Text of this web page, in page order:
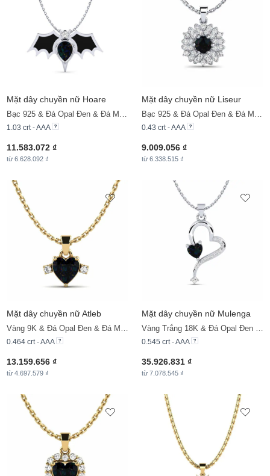
Mặt dây chuyền nữ Hoare
Bạc 925 & Đá Opal Đen & Đá Moissanite
1.03 crt - AAA
11.583.072 ₫
từ 6.628.092 ₫
Mặt dây chuyền nữ Liseur
Bạc 925 & Đá Opal Đen & Đá Moissanite
0.43 crt - AAA
9.009.056 ₫
từ 6.338.515 ₫
Mặt dây chuyền nữ Atleb
Vàng 9K & Đá Opal Đen & Đá Moissanite
0.464 crt - AAA
13.159.656 ₫
từ 4.697.579 ₫
Mặt dây chuyền nữ Mulenga
Vàng Trắng 18K & Đá Opal Đen & Đá Moissanite
0.545 crt - AAA
35.926.831 ₫
từ 7.078.545 ₫